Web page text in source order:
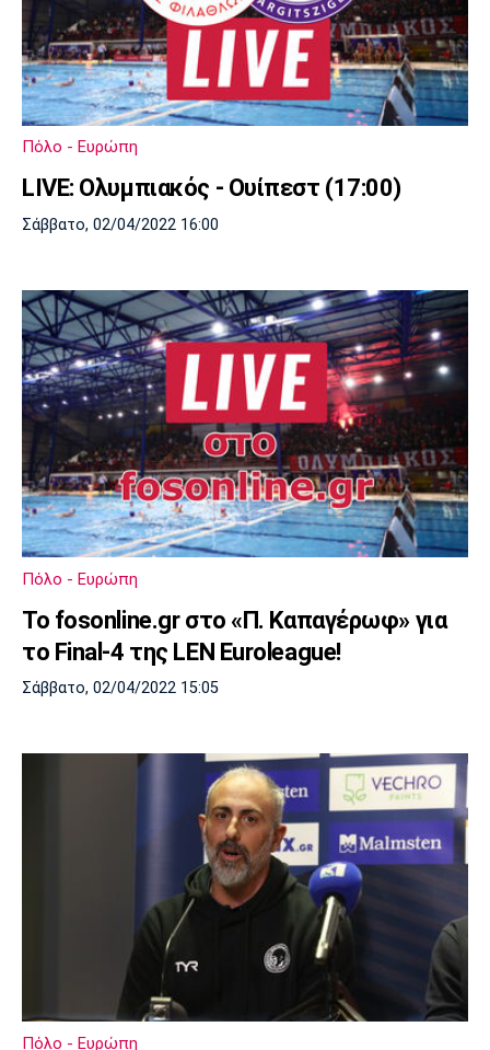
Πόλο - Ευρώπη
LIVE: Ολυμπιακός - Ουίπεστ (17:00)
Σάββατο, 02/04/2022 16:00
Πόλο - Ευρώπη
Το fosonline.gr στο «Π. Καπαγέρωφ» για
το Final-4 της LEN Euroleague!
Σάββατο, 02/04/2022 15:05
Πόλο - Ευρώπη